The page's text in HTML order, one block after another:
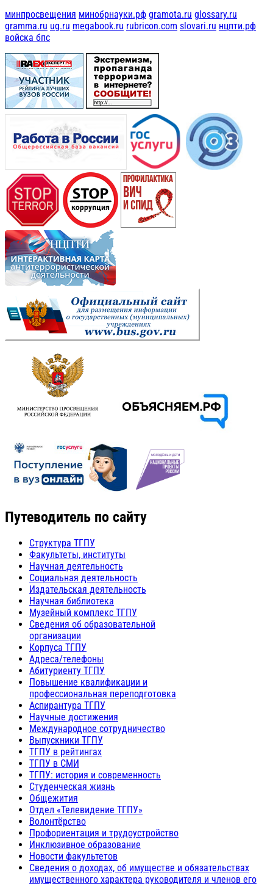
минпросвещения минобрнауки.рф gramota.ru glossary.ru
gramma.ru ug.ru megabook.ru rubricon.com slovari.ru нцпти.рф
войска бпс
Путеводитель по сайту
Структура ТГПУ
Факультеты, институты
Научная деятельность
Социальная деятельность
Издательская деятельность
Научная библиотека
Музейный комплекс ТГПУ
Сведения об образовательной
организации
Корпуса ТГПУ
Адреса/телефоны
Абитуриенту ТГПУ
Повышение квалификации и
профессиональная переподготовка
Аспирантура ТГПУ
Научные достижения
Международное сотрудничество
Выпускники ТГПУ
ТГПУ в рейтингах
ТГПУ в СМИ
ТГПУ: история и современность
Студенческая жизнь
Общежития
Отдел «Телевидение ТГПУ»
Волонтёрство
Профориентация и трудоустройство
Инклюзивное образование
Новости факультетов
Сведения о доходах, об имуществе и обязательствах
имущественного характера руководителя и членов его